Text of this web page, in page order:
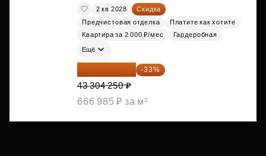
2 кв 2028
Скидка
Предчистовая отделка
Платите как хотите
Квартира за 2 000 ₽/мес
Гардеробная
Ещё
29 013 848 ₽ -33%
43 304 250 ₽
666 985 ₽ за м²